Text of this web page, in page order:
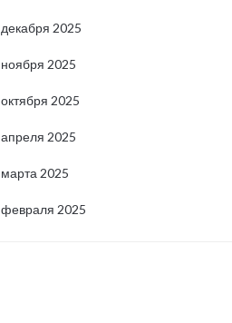
декабря 2025
ноября 2025
октября 2025
апреля 2025
марта 2025
февраля 2025